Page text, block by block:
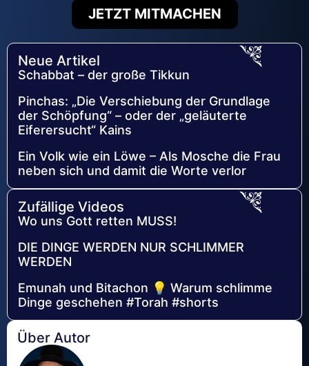
JETZT MITMACHEN
Neue Artikel
Schabbat – der große Tikkun
Pinchas: „Die Verschiebung der Grundlage
der Schöpfung“ – oder der „geläuterte
Eiferersucht“ Kains
Ein Volk wie ein Löwe – Als Mosche die Frau
neben sich und damit die Worte verlor
Zufällige Videos
Wo uns Gott retten MUSS!
DIE DINGE WERDEN NUR SCHLIMMER
WERDEN
Emunah und Bitachon 💡 Warum schlimme
Dinge geschehen #Torah #shorts
Über Autor